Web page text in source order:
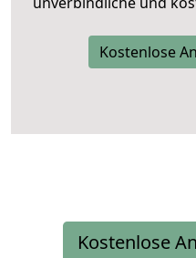
Kostenlose
Kostenlose